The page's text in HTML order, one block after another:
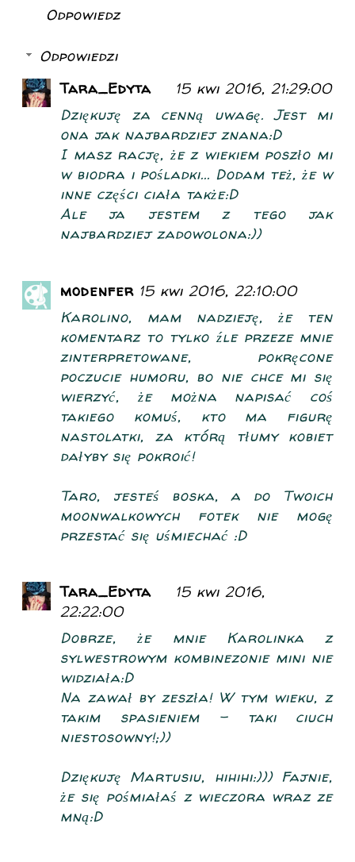
Odpowiedz
Odpowiedzi
Tara_Edyta
15 kwi 2016, 21:29:00
Dziękuję za cenną uwagę. Jest mi
ona jak najbardziej znana:D
I masz rację, że z wiekiem poszło mi
w biodra i pośladki... Dodam też, że w
inne części ciała także:D
Ale ja jestem z tego jak
najbardziej zadowolona:))
modenfer 15 kwi 2016, 22:10:00
Karolino, mam nadzieję, że ten
komentarz to tylko źle przeze mnie
zinterpretowane, pokręcone
poczucie humoru, bo nie chce mi się
wierzyć, że można napisać coś
takiego komuś, kto ma figurę
nastolatki, za którą tłumy kobiet
dałyby się pokroić!
Taro, jesteś boska, a do Twoich
moonwalkowych fotek nie mogę
przestać się uśmiechać :D
Tara_Edyta
15 kwi 2016,
22:22:00
Dobrze, że mnie Karolinka z
sylwestrowym kombinezonie mini nie
widziała:D
Na zawał by zeszła! W tym wieku, z
takim spasieniem - taki ciuch
niestosowny!;))
Dziękuję Martusiu, hihihi:))) Fajnie,
że się pośmiałaś z wieczora wraz ze
mną:D